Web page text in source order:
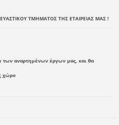
ΤΜΗΜΑΤΟΣ ΤΗΣ ΕΤΑΙΡΕΙΑΣ ΜΑΣ !
των αναρτημένων έργων μας, και θα
χώρο